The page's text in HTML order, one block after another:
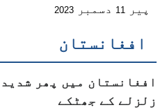
پیر 11 دسمبر 2023
افغانستان
افغانستان میں پھر شدید
زلزلے کے جھٹکے